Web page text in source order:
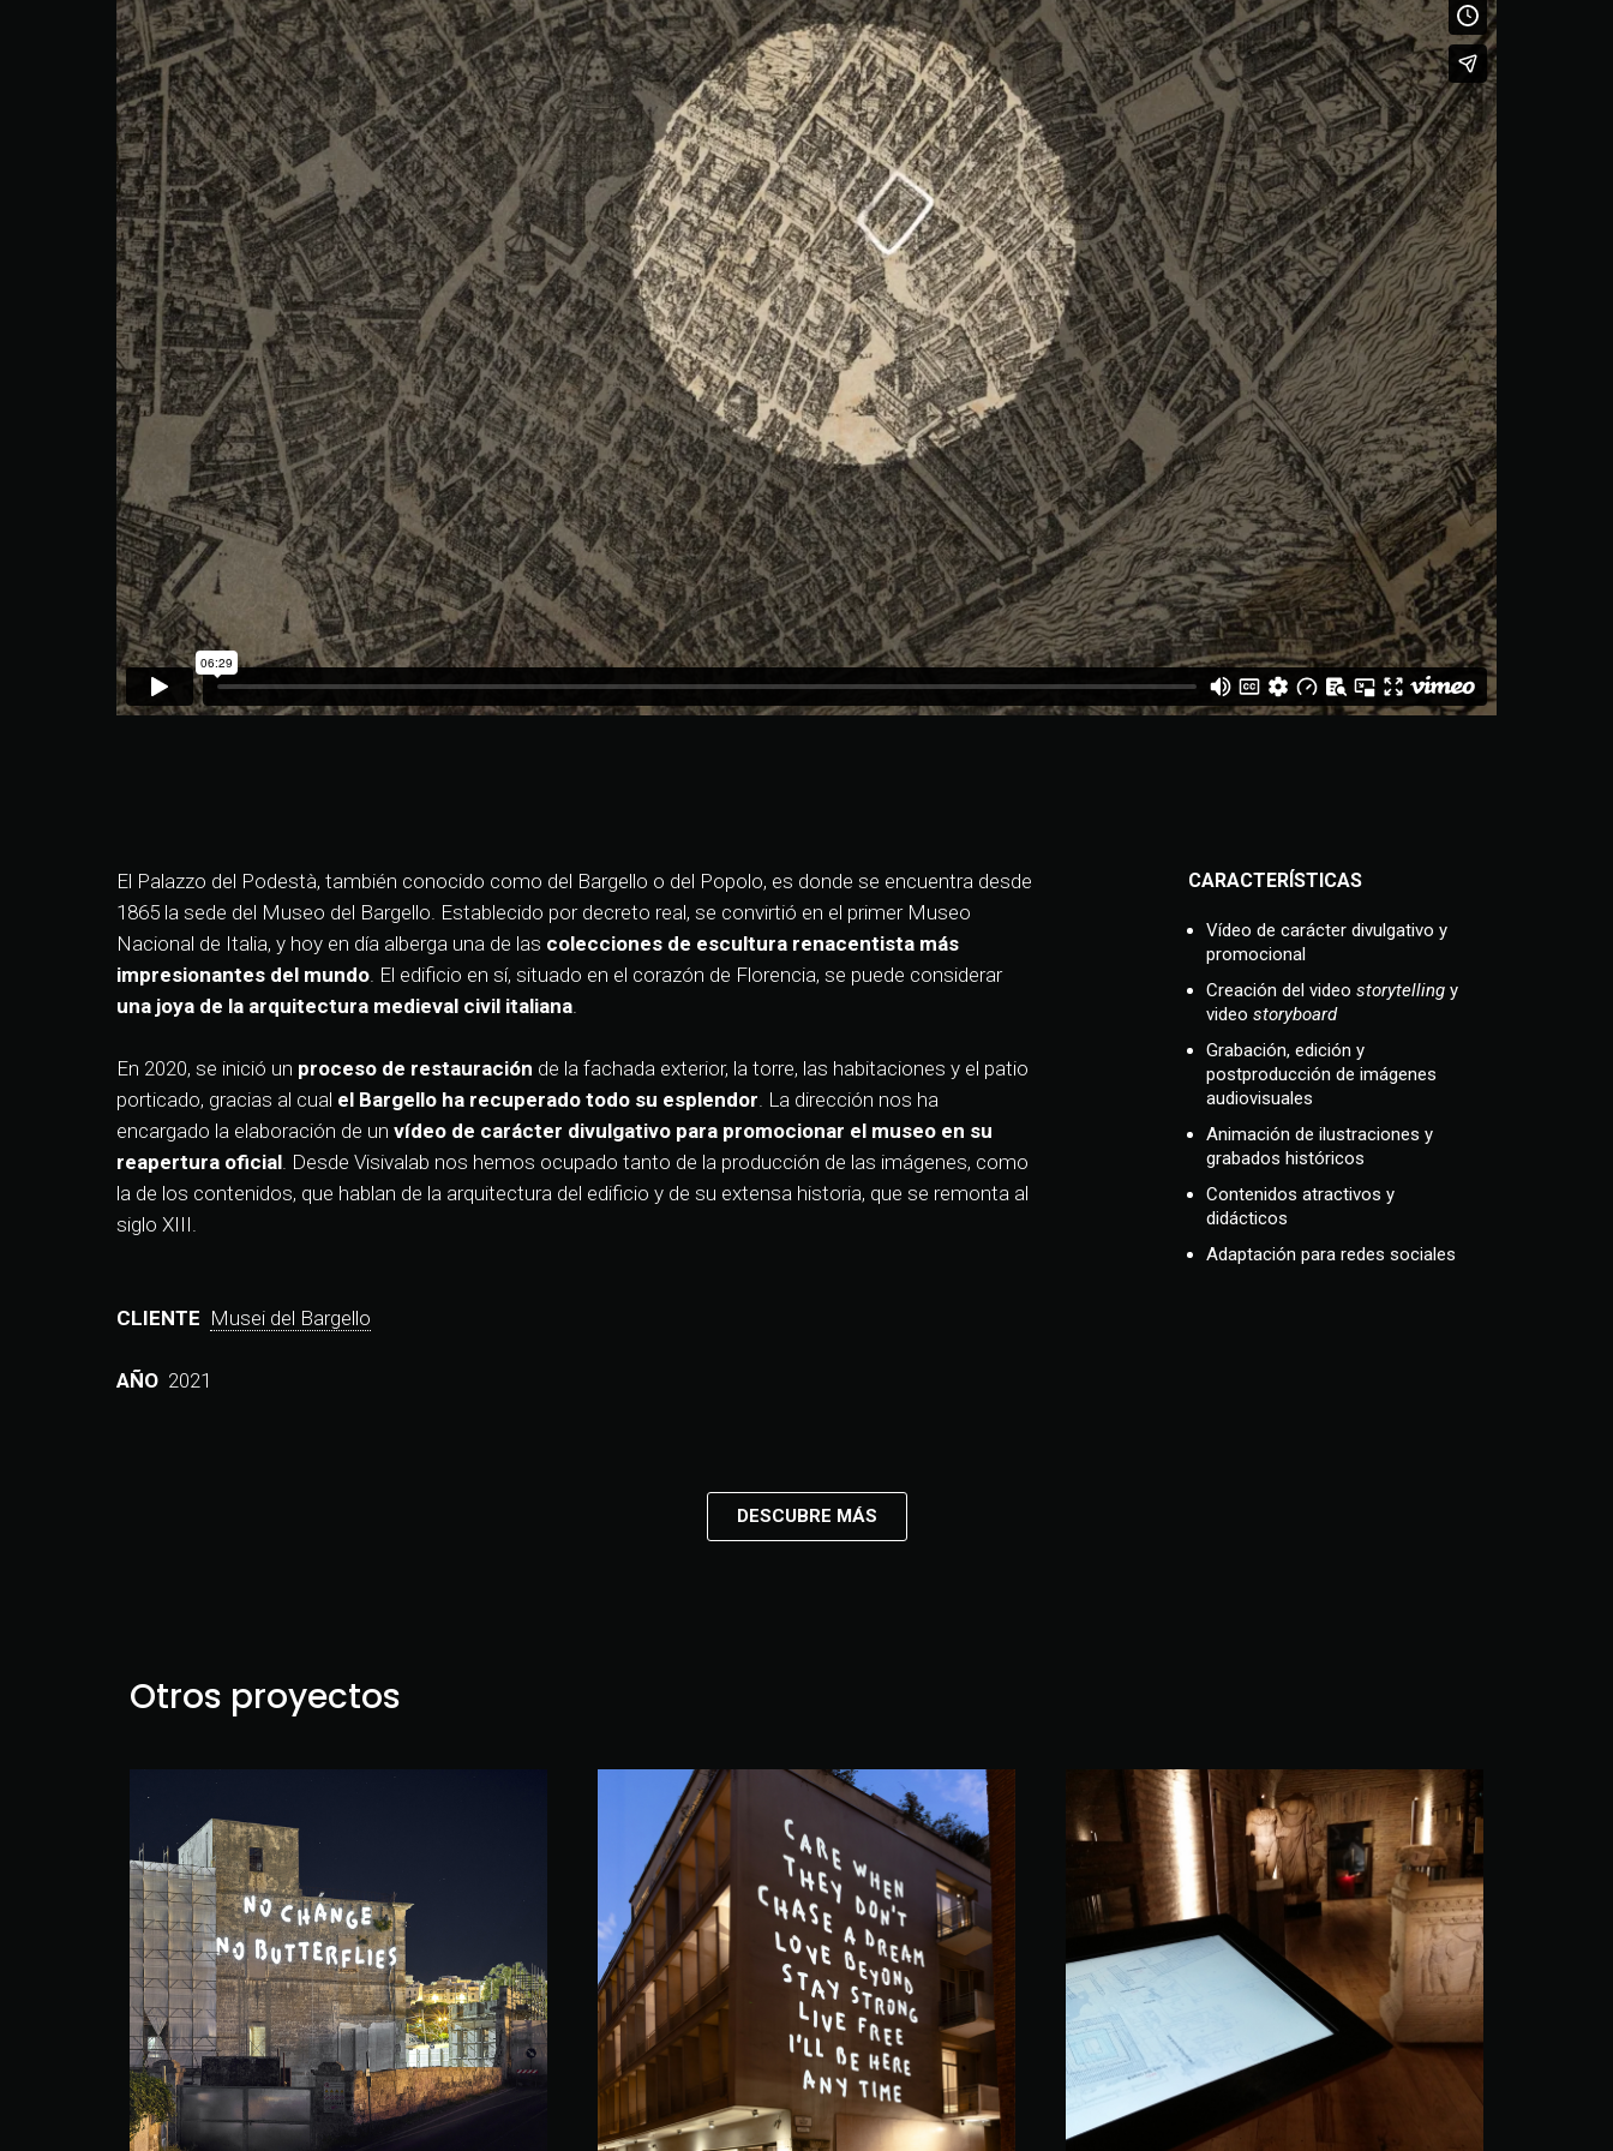
El Palazzo del Podestà, también conocido como del Bargello o del Popolo, es donde se encuentra desde
1865 la sede del Museo del Bargello. Establecido por decreto real, se convirtió en el primer Museo
Nacional de Italia, y hoy en día alberga una de las colecciones de escultura renacentista más
impresionantes del mundo . El edificio en sí, situado en el corazón de Florencia, se puede considerar
una joya de la arquitectura medieval civil italiana
En 2020, se inició un proceso de restauración de la fachada exterior, la torre, las habitaciones y el patio
porticado, gracias al cual el Bargello ha recuperado todo su esplendor . La dirección nos ha
encargado la elaboración de un vídeo de carácter divulgativo para promocionar el museo en su
reapertura oficial . Desde Visivalab nos hemos ocupado tanto de la producción de las imágenes, como
la de los contenidos, que hablan de la arquitectura del edificio y de su extensa historia, que se remonta al
siglo XIII.
CLIENTE Musei del Bargello
AÑO 2021
CARACTERÍSTICAS
Vídeo de carácter divulgativo y
promocional
Creación del videostorytelling y
videostoryboard
Grabación, edición y
postproducción de imágenes
audiovisuales
Animación de ilustraciones y
grabados históricos
Contenidos atractivos y
didácticos
Adaptación para redes sociales
DESCUBRE MÁS
Otros proyectos